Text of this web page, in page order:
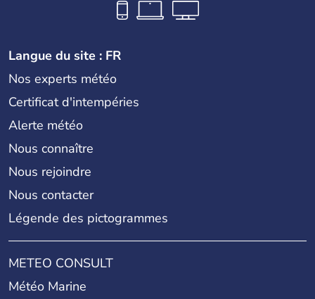
Langue du site : FR
Nos experts météo
Certificat d'intempéries
Alerte météo
Nous connaître
Nous rejoindre
Nous contacter
Légende des pictogrammes
METEO CONSULT
Météo Marine